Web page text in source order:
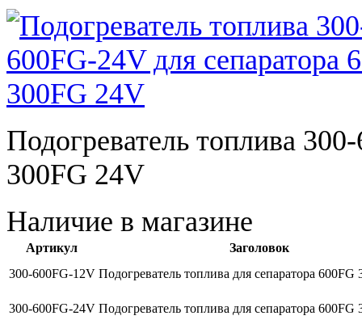
Подогреватель топлива
300FG 24V
Наличие в магазине
Артикул
Заголовок
300-600FG-12V Подогреватель топлива для сепаратора 600FG
300-600FG-24V Подогреватель топлива для сепаратора 600FG